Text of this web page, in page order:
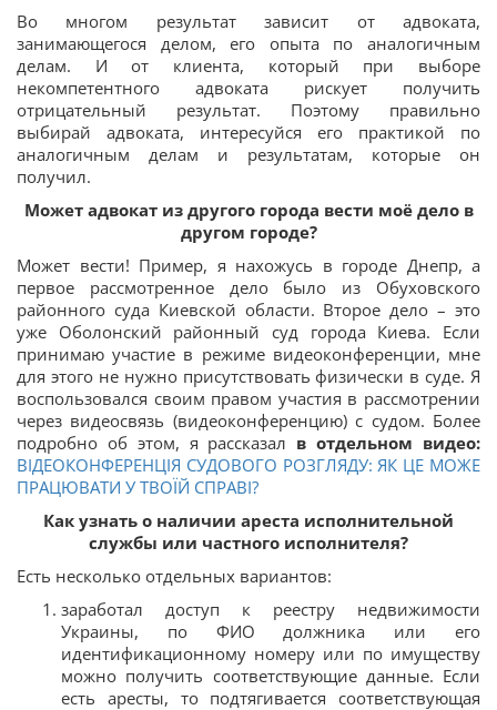
Во многом результат зависит от адвоката,
занимающегося делом, его опыта по аналогичным
делам. И от клиента, который при выборе
некомпетентного адвоката рискует получить
отрицательный результат. Поэтому правильно
выбирай адвоката, интересуйся его практикой по
аналогичным делам и результатам, которые он
получил.
Может адвокат из другого города вести моё дело в
другом городе?
Может вести! Пример, я нахожусь в городе Днепр, а
первое рассмотренное дело было из Обуховского
районного суда Киевской области. Второе дело – это
уже Оболонский районный суд города Киева. Если
принимаю участие в режиме видеоконференции, мне
для этого не нужно присутствовать физически в суде. Я
воспользовался своим правом участия в рассмотрении
через видеосвязь (видеоконференцию) с судом. Более
подробно об этом, я рассказал в отдельном видео:
ВІДЕОКОНФЕРЕНЦІЯ СУДОВОГО РОЗГЛЯДУ: ЯК ЦЕ МОЖЕ
ПРАЦЮВАТИ У ТВОЇЙ СПРАВІ?
Как узнать о наличии ареста исполнительной
службы или частного исполнителя?
Есть несколько отдельных вариантов:
заработал доступ к реестру недвижимости
Украины, по ФИО должника или его
идентификационному номеру или по имуществу
можно получить соответствующие данные. Если
есть аресты, то подтягивается соответствующая